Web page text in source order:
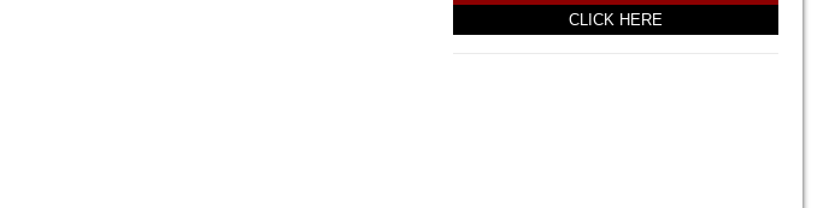
CLICK HERE